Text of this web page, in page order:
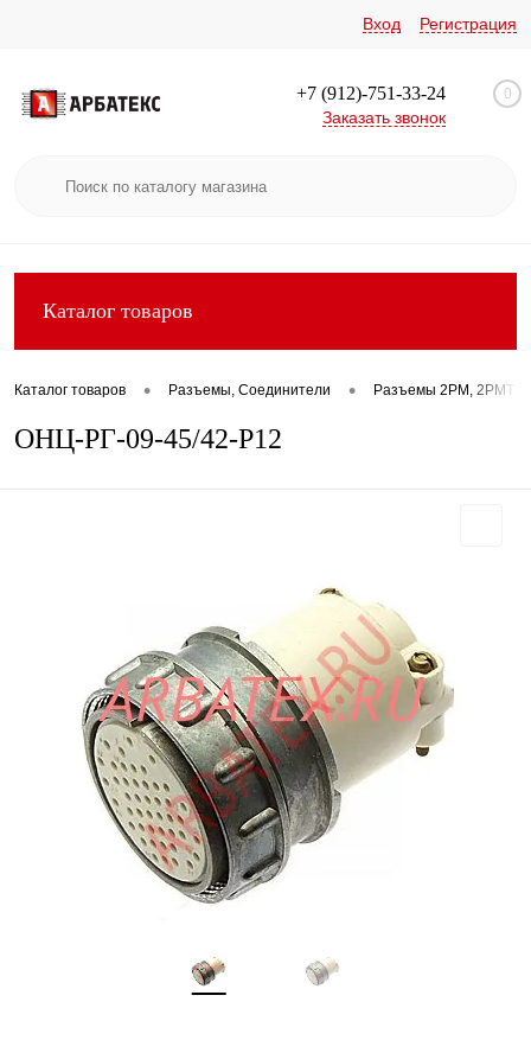
Вход Регистрация
+7 (912)-751-33-24
Заказать звонок
0
Каталог товаров
Каталог товаров • Разъемы, Соединители • Разъемы 2РМ, 2РМТ,
ОНЦ-РГ-09-45/42-Р12